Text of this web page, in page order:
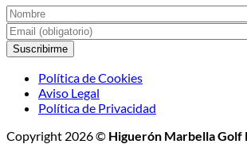
Política de Cookies
Aviso Legal
Política de Privacidad
Copyright 2026 © Higuerón Marbella Golf